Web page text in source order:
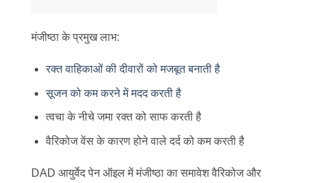
मंजीष्ठा के प्रमुख लाभ:
रक्त वाहिकाओं की दीवारों को मजबूत बनाती है
सूजन को कम करने में मदद करती है
त्वचा के नीचे जमा रक्त को साफ करती है
वैरिकोज वेंस के कारण होने वाले दर्द को कम करती है
DAD आयुर्वेद पेन ऑइल में मंजीष्ठा का समावेश वैरिकोज और